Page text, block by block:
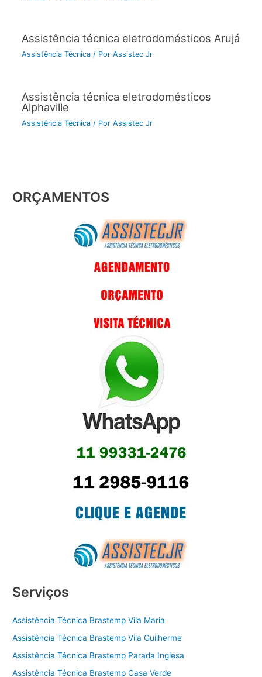
Assistência técnica eletrodomésticos Arujá
Assistência Técnica/ Por Assistec Jr
Assistência técnica eletrodomésticos
Alphaville
Assistência Técnica/ Por Assistec Jr
ORÇAMENTOS
Serviços
Assistência Técnica Brastemp Vila Maria
Assistência Técnica Brastemp Vila Guilherme
Assistência Técnica Brastemp Parada Inglesa
Assistência Técnica Brastemp Casa Verde